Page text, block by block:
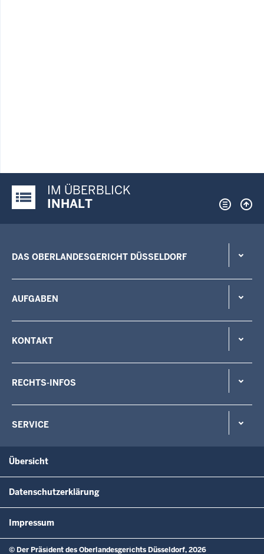
Justiz-Portal im Überblick:
IM ÜBERBLICK
INHALT
DAS OBERLANDESGERICHT DÜSSELDORF
AUFGABEN
KONTAKT
RECHTS-INFOS
SERVICE
Übersicht
Datenschutzerklärung
Impressum
© Der Präsident des Oberlandesgerichts Düsseldorf, 2026